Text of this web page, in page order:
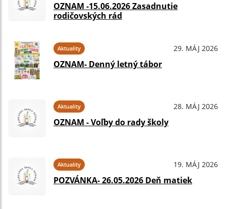
OZNAM -15.06.2026 Zasadnutie
rodičovských rád
Aktuality 29. MÁJ 2026
OZNAM- Denný letný tábor
Aktuality 28. MÁJ 2026
OZNAM - Voľby do rady školy
Aktuality 19. MÁJ 2026
POZVÁNKA- 26.05.2026 Deň matiek